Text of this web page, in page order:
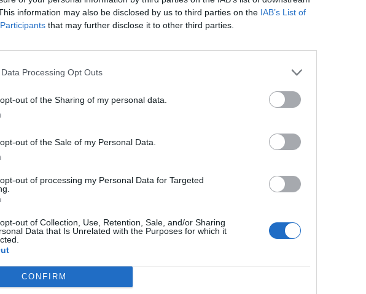
information may also be disclosed by us to third parties on the IAB’s List of
that may further disclose it to other third parties.
Processing Opt Outs
out of the Sharing of my personal data.
out of the Sale of my Personal Data.
out of processing my Personal Data for Targeted
out of Collection, Use, Retention, Sale, and/or Sharing
Data that Is Unrelated with the Purposes for which it
CONFIRM
ΙΟΥΛΊΟΥ 2026
με παιδιά σε νησί - Πού να πας, τι να
Περισσότερα
Νησιά για